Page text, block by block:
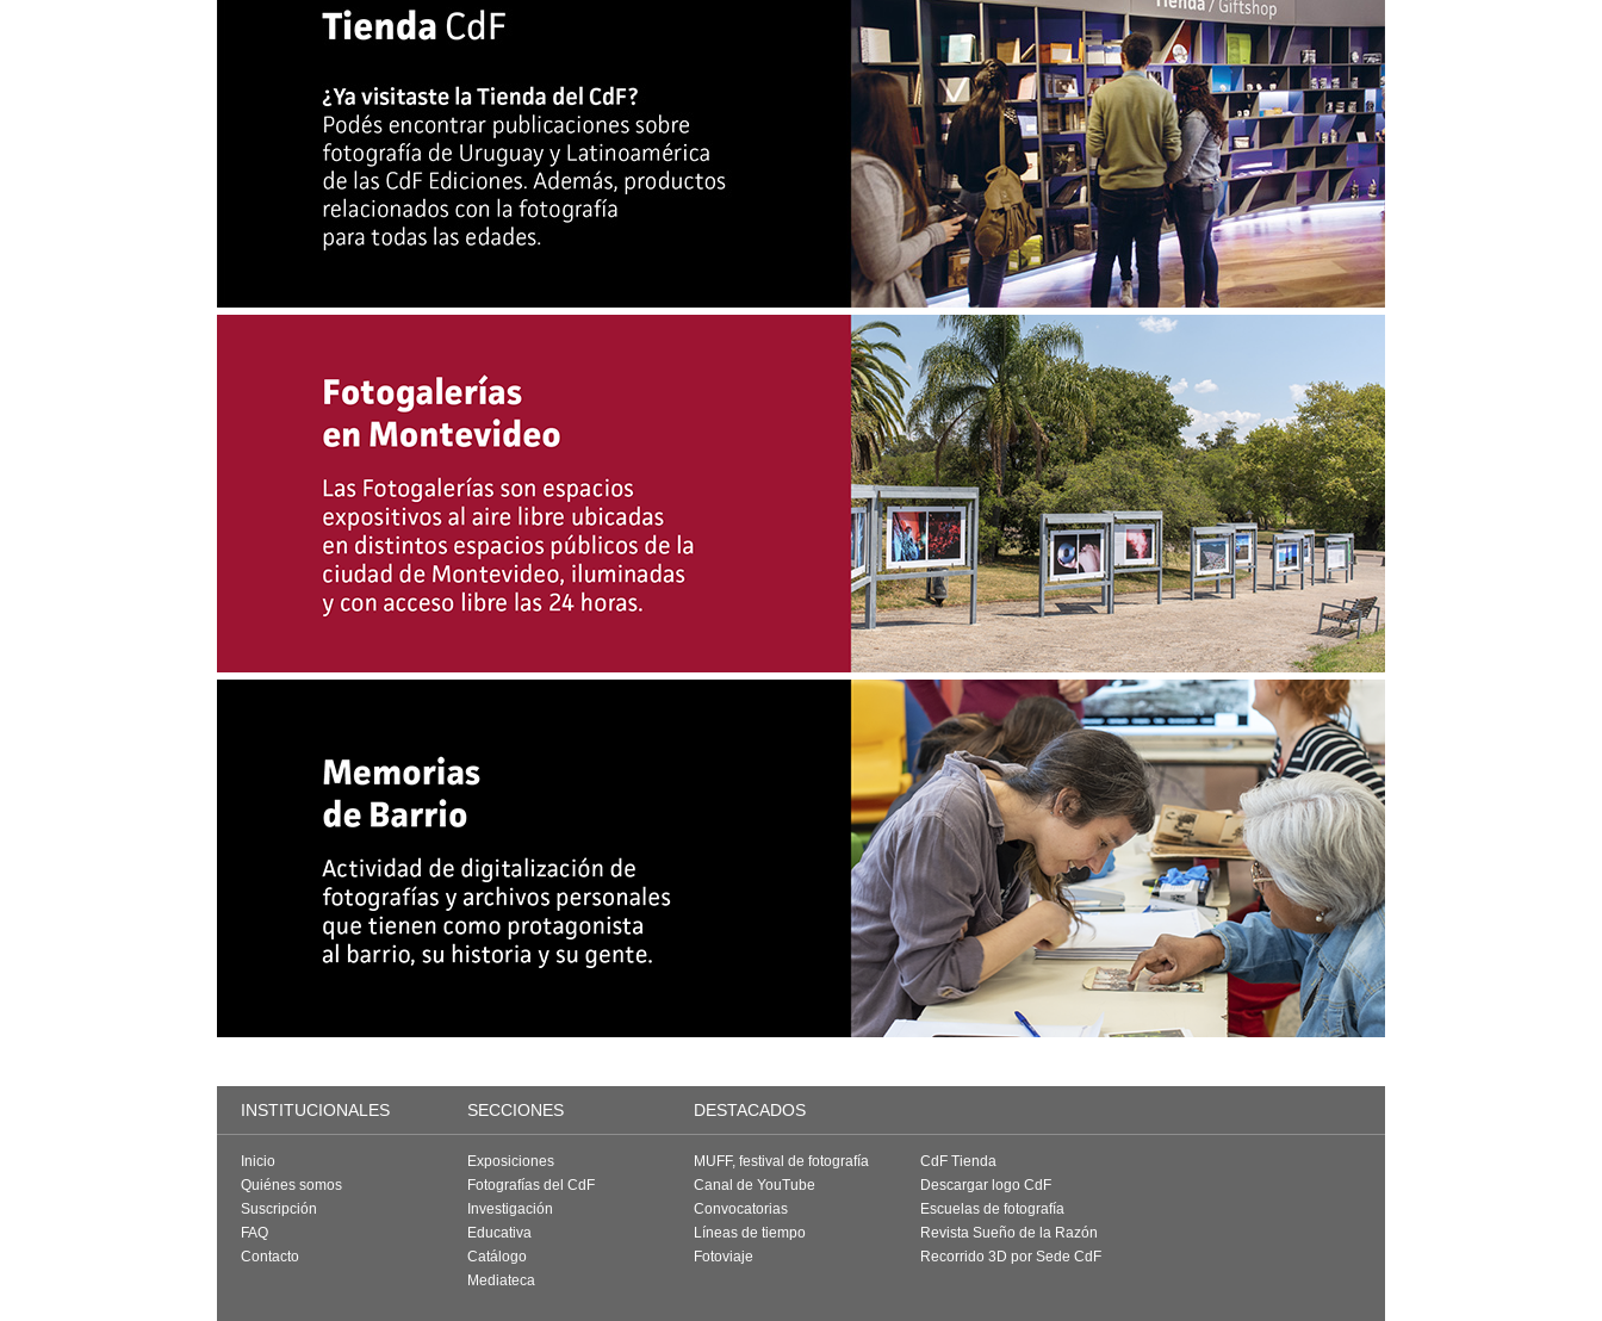
INSTITUCIONALES SECCIONES DESTACADOS
Inicio
Quiénes somos
Suscripción
FAQ
Contacto
Exposiciones
Fotografías del CdF
Investigación
Educativa
Catálogo
Mediateca
MUFF, festival de fotografía
Canal de YouTube
Convocatorias
Líneas de tiempo
Fotoviaje
CdF Tienda
Descargar logo CdF
Escuelas de fotografía
Revista Sueño de la Razón
Recorrido 3D por Sede CdF